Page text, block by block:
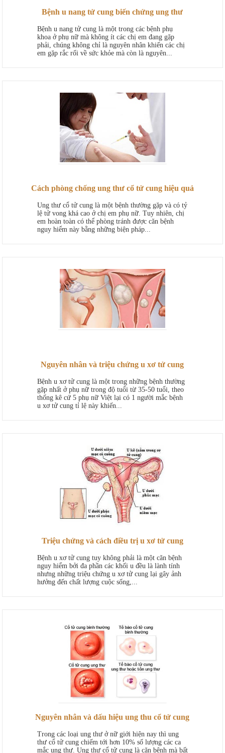
Bệnh u nang tử cung biến chứng ung thư
Bệnh u nang tử cung là một trong các bệnh phụ
khoa ở phụ nữ mà không ít các chị em đang gặp
phải, chúng không chỉ là nguyên nhân khiến các chị
em gặp rắc rối về sức khỏe mà còn là nguyên...
Cách phòng chống ung thư cổ tử cung hiệu quả
Ung thư cổ tử cung là một bệnh thường gặp và có tỷ
lệ tử vong khá cao ở chị em phụ nữ. Tuy nhiên, chị
em hoàn toàn có thể phòng tránh được căn bệnh
nguy hiểm này bằng những biện pháp...
Nguyên nhân và triệu chứng u xơ tử cung
Bệnh u xơ tử cung là một trong những bệnh thường
gặp nhất ở phụ nữ trong độ tuổi từ 35-50 tuổi, theo
thống kê cứ 5 phụ nữ Việt lại có 1 người mắc bệnh
u xơ tử cung tỉ lệ này khiến...
Triệu chứng và cách điều trị u xơ tử cung
Bệnh u xơ tử cung tuy không phải là một căn bệnh
nguy hiểm bởi đa phần các khối u đều là lành tính
nhưng những triệu chứng u xơ tử cung lại gây ảnh
hưởng đến chất lượng cuộc sống,...
Nguyên nhân và dấu hiệu ung thu cổ tử cung
Trong các loại ung thư ở nữ giới hiện nay thì ung
thư cổ tử cung chiếm tới hơn 10% số lượng các ca
mắc ung thư. Ung thư cổ tử cung là căn bệnh mà bất